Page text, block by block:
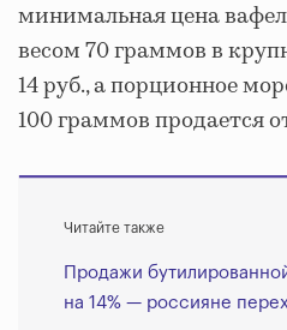
минимальная цена
весом 70 граммов в
14 руб., а порционное
100 граммов продается
Читайте также
Продажи
на 14% — россияне